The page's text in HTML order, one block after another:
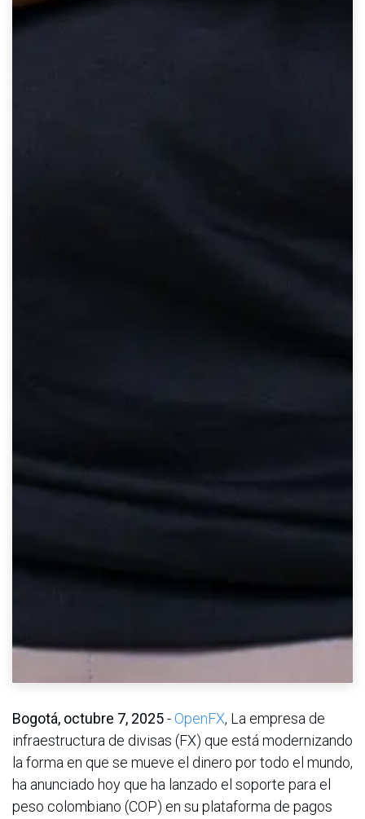
Bogotá, octubre 7, 2025- OpenFX, La empresa de
infraestructura de divisas (FX) que está modernizando
la forma en que se mueve el dinero por todo el mundo,
ha anunciado hoy que ha lanzado el soporte para el
peso colombiano (COP) en su plataforma de pagos